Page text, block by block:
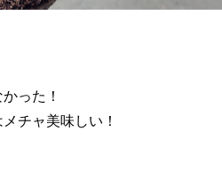
った！
チャ美味しい！